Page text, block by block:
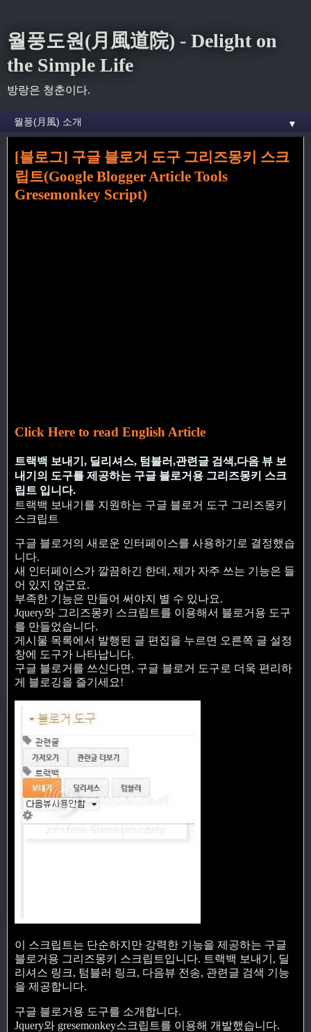
월풍도원(月風道院) - Delight on
the Simple Life
방랑은 청춘이다.
▼
» 다음뷰 꼬리가 달린 글
[블로그] 구글 블로거 도구 그리즈몽키 스크
립트(Google Blogger Article Tools
Gresemonkey Script)
Click Here to read English Article
트랙백 보내기, 딜리셔스, 텀블러,관련글 검색,다음 뷰 보
내기의 도구를 제공하는 구글 블로거용 그리즈몽키 스크
립트 입니다.
트랙백 보내기를 지원하는 구글 블로거 도구 그리즈몽키
스크립트
구글 블로거의 새로운 인터페이스를 사용하기로 결정했습
니다.
새 인터페이스가 깔끔하긴 한데, 제가 자주 쓰는 기능은 들
어 있지 않군요.
부족한 기능은 만들어 써야지 별 수 있나요.
Jquery와 그리즈몽키 스크립트를 이용해서 블로거용 도구
를 만들었습니다.
게시물 목록에서 발행된 글 편집을 누르면 오른쪽 글 설정
창에 도구가 나타납니다.
구글 블로거를 쓰신다면, 구글 블로거 도구로 더욱 편리하
게 블로깅을 즐기세요!
이 스크립트는 단순하지만 강력한 기능을 제공하는 구글
블로거용 그리즈몽키 스크립트입니다. 트랙백 보내기, 딜
리셔스 링크, 텀블러 링크, 다음뷰 전송, 관련글 검색 기능
을 제공합니다.
구글 블로거용 도구를 소개합니다.
Jquery와 gresemonkey스크립트를 이용해 개발했습니다.